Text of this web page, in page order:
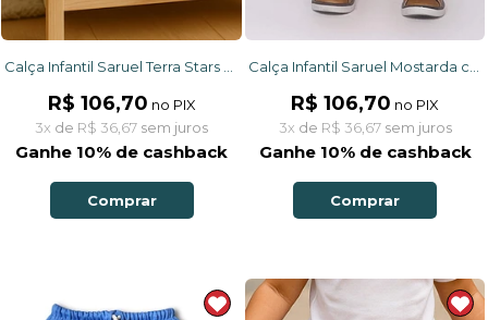
R$ 106,70 no PIX
3x de R$ 36,67 sem juros
Ganhe 10% de cashback
Comprar
R$ 106,70 no PIX
3x de R$ 36,67sem juros
Ganhe 10% de cashback
Comprar